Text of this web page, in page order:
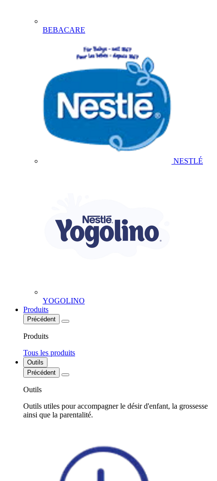
BEBACARE
NESTLÉ
YOGOLINO
Produits
Précédent
Produits
Tous les produits
Outils
Précédent
Outils
Outils utiles pour accompagner le désir d'enfant, la grossesse
ainsi que la parentalité.